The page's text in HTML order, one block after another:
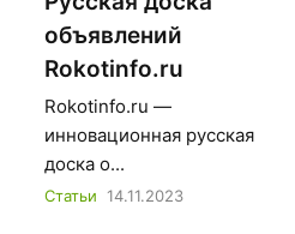
объявлений
Rokotinfo.ru
Rokotinfo.ru —
инновационная русская
доска о...
Статьи 14.11.2023